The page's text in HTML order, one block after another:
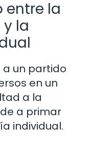
entre la
la
a un partido
en un
a la
a primar
individual.